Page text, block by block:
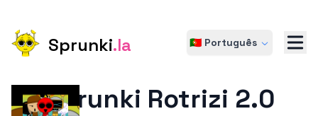
Sprunki.la 🇵🇹 Português
Sprunki Rotrizi 2.0